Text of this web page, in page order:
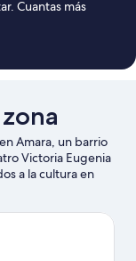
298 €
Cuantas más
Amara, un barrio
Victoria Eugenia
a la cultura en
a Paseo de La
Maldiko